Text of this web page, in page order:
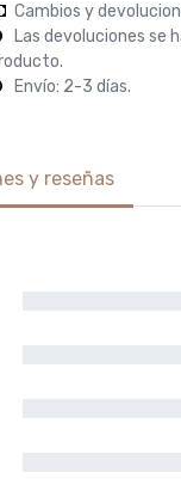
Cambios y
Las devoluciones se
Envío: 2-3 días.
y reseñas